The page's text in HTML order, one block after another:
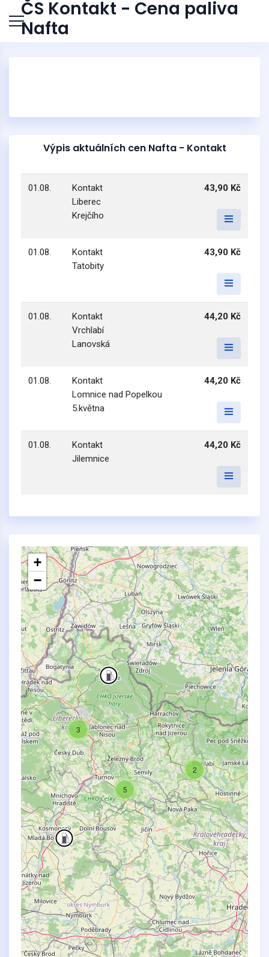
ČS Kontakt - Cena paliva
Nafta
Výpis aktuálních cen Nafta - Kontakt
01.08.
Kontakt
Liberec
Krejčího
43,90 Kč
01.08.
Kontakt
Tatobity
43,90 Kč
01.08.
Kontakt
Vrchlabí
Lanovská
44,20 Kč
01.08.
Kontakt
Lomnice nad Popelkou
5.května
44,20 Kč
01.08.
Kontakt
Jilemnice
44,20 Kč
2
5
3
+
−